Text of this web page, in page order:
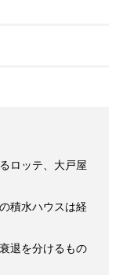
ロッテ、大戸屋
積水ハウスは経
退を分けるもの